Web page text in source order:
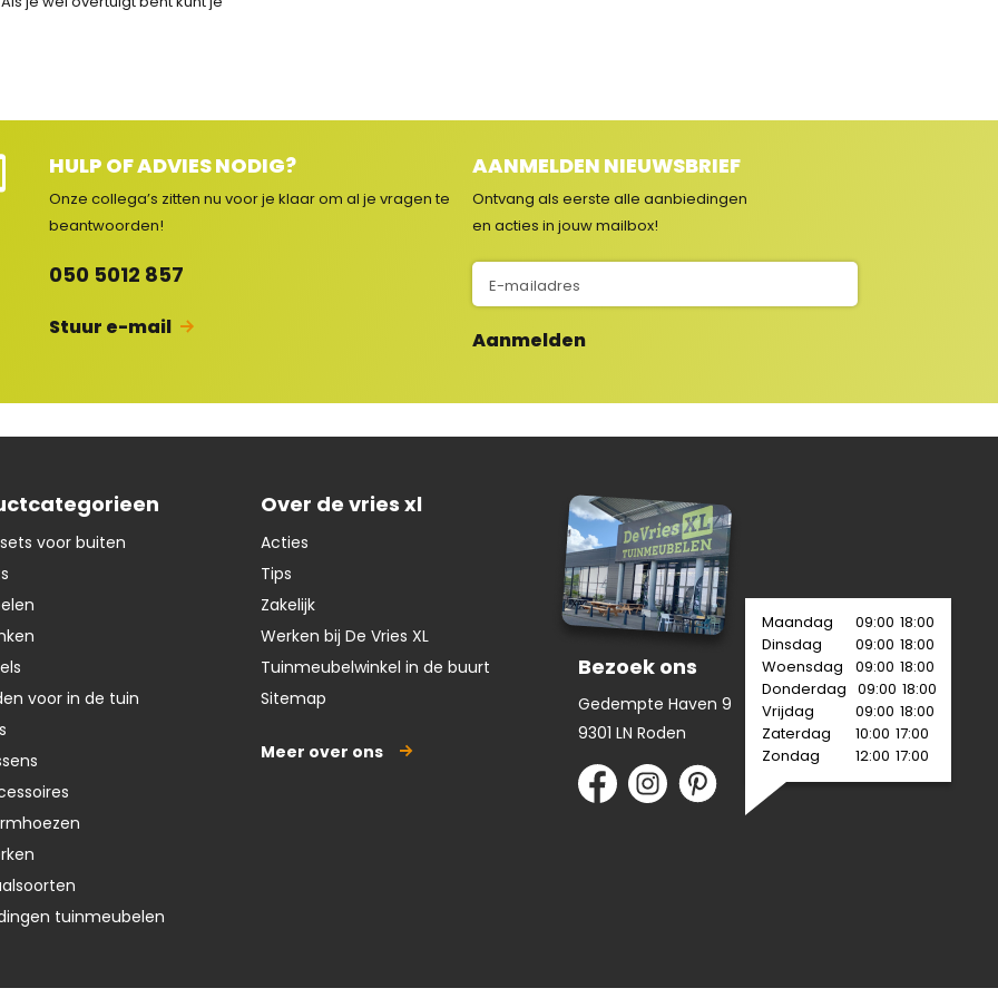
HULP OF ADVIES NODIG?
Onze collega’s zitten nu voor je klaar om al je vragen te
beantwoorden!
050 5012 857
Stuur e-mail
AANMELDEN NIEUWSBRIEF
Ontvang als eerste alle aanbiedingen
en acties in jouw mailbox!
N
i
e
u
s
b
Aanmelden
voor buiten
voor in de tuin
tuinmeubelen
Over de vries xl
Acties
Tips
Zakelijk
Werken bij De Vries XL
Tuinmeubelwinkel in de buurt
Sitemap
Meer over ons
Bezoek ons
Gedempte Haven 9
9301 LN Roden
Maandag 09:00 18:00
Dinsdag
09:00 18:00
Woensdag
09:00 18:00
Donderdag 09:00 18:00
Vrijdag
09:00 18:00
Zaterdag
10:00 17:00
Zondag
12:00 17:00